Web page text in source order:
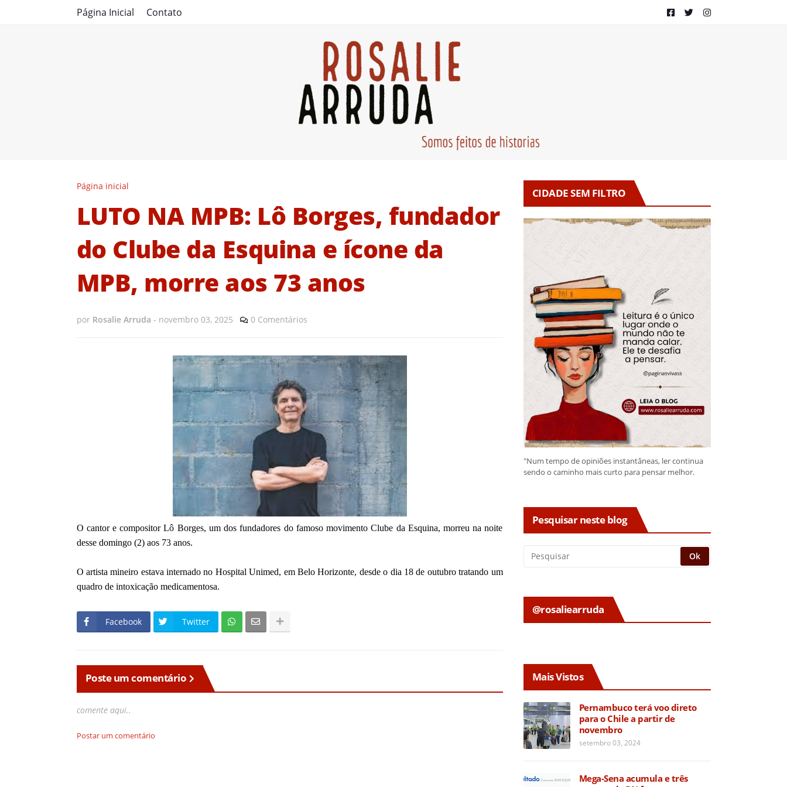
Página Inicial Contato
Página inicial
LUTO NA MPB: Lô Borges, fundador
do Clube da Esquina e ícone da
MPB, morre aos 73 anos
por Rosalie Arruda - novembro 03, 2025 0 Comentários
O cantor e compositor Lô Borges, um dos fundadores do famoso movimento Clube da Esquina, morreu na noite
desse domingo (2) aos 73 anos.
O artista mineiro estava internado no Hospital Unimed, em Belo Horizonte, desde o dia 18 de outubro tratando um
quadro de intoxicação medicamentosa.
Facebook Twitter
Poste um comentário
comente aqui..
Postar um comentário
CIDADE SEM FILTRO
"Num tempo de opiniões instantâneas, ler continua
sendo o caminho mais curto para pensar melhor.
Pesquisar neste blog
@rosaliearruda
Mais Vistos
Pernambuco terá voo direto
para o Chile a partir de
novembro
setembro 03, 2024
Mega-Sena acumula e três